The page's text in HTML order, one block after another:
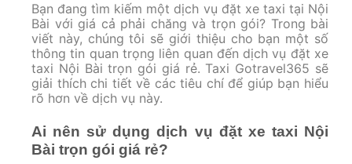
Bạn đang tìm kiếm một dịch vụ đặt xe taxi tại Nội
Bài với giá cả phải chăng và trọn gói? Trong bài
viết này, chúng tôi sẽ giới thiệu cho bạn một số
thông tin quan trọng liên quan đến dịch vụ đặt xe
taxi Nội Bài trọn gói giá rẻ. Taxi Gotravel365 sẽ
giải thích chi tiết về các tiêu chí để giúp bạn hiểu
rõ hơn về dịch vụ này.
Ai nên sử dụng dịch vụ đặt xe taxi Nội
Bài trọn gói giá rẻ?